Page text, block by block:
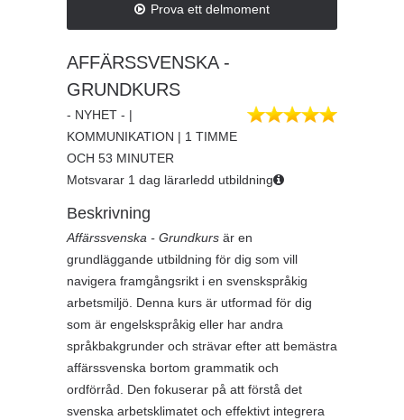
Prova ett delmoment
AFFÄRSSVENSKA -
GRUNDKURS
- NYHET - |
KOMMUNIKATION | 1 TIMME
OCH 53 MINUTER
Motsvarar 1 dag lärarledd utbildning
Beskrivning
Affärssvenska - Grundkurs är en
grundläggande utbildning för dig som vill
navigera framgångsrikt i en svenskspråkig
arbetsmiljö. Denna kurs är utformad för dig
som är engelskspråkig eller har andra
språkbakgrunder och strävar efter att bemästra
affärssvenska bortom grammatik och
ordförråd. Den fokuserar på att förstå det
svenska arbetsklimatet och effektivt integrera